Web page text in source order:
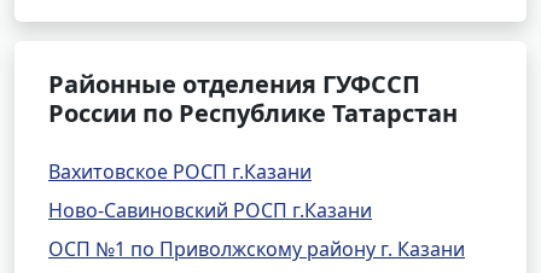
Районные отделения ГУФССП
России по Республике Татарстан
Вахитовское РОСП г.Казани
Ново-Савиновский РОСП г.Казани
ОСП №1 по Приволжскому району г. Казани